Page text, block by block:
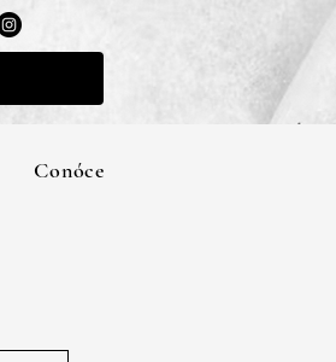
Conócenos